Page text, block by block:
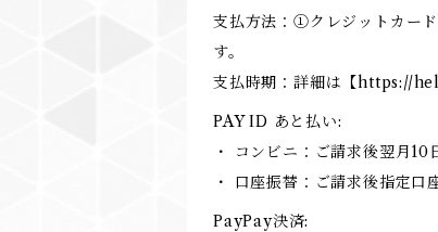
支払方法：①クレジットカー
す。
支払時期：詳細は【https://
PAY ID あと払い:
・ コンビニ：ご請求後翌月
・ 口座振替：ご請求後指定
PayPay決済: